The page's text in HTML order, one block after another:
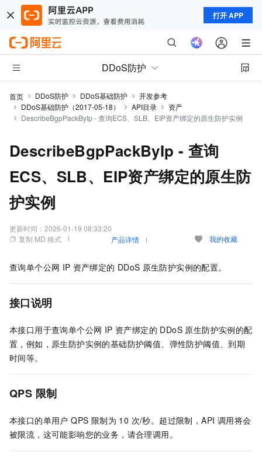
打开 APP
DDoS防护
首页 DDoS防护 DDoS基础防护
开发参考
DDoS基础防护（2017-05-18）
API目录
资产
DescribeBgpPackByIp - 查询ECS、SLB、EIP资产绑定的原生防护实例
DescribeBgpPackByIp - 查询
ECS、SLB、EIP资产绑定的原生防
护实例
更新时间： 2026-01-19 08:33:20
复制 MD 格式
产品详情 我的收藏
查询单个公网 IP 资产绑定的 DDoS 原生防护实例的配置。
接口说明
本接口用于查询单个公网 IP 资产绑定的 DDoS 原生防护实例的配
置，例如，原生防护实例的基础防护阈值、弹性防护阈值、到期
时间等。
QPS 限制
本接口的单用户 QPS 限制为 10 次/秒。超过限制，API 调用将会
被限流，这可能影响您的业务，请合理调用。